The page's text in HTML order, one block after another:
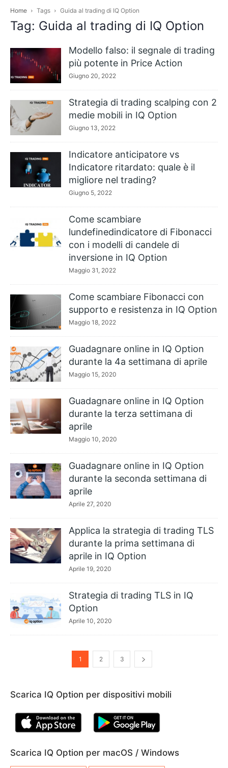
Home Tags Guida al trading di IQ Option
Tag: Guida al trading di IQ Option
Modello falso: il segnale di trading
più potente in Price Action
Giugno 20, 2022
Strategia di trading scalping con 2
medie mobili in IQ Option
Giugno 13, 2022
Indicatore anticipatore vs
Indicatore ritardato: quale è il
migliore nel trading?
Giugno 5, 2022
Come scambiare
lundefinedindicatore di Fibonacci
con i modelli di candele di
inversione in IQ Option
Maggio 31, 2022
Come scambiare Fibonacci con
supporto e resistenza in IQ Option
Maggio 18, 2022
Guadagnare online in IQ Option
durante la 4a settimana di aprile
Maggio 15, 2020
Guadagnare online in IQ Option
durante la terza settimana di
aprile
Maggio 10, 2020
Guadagnare online in IQ Option
durante la seconda settimana di
aprile
Aprile 27, 2020
Applica la strategia di trading TLS
durante la prima settimana di
aprile in IQ Option
Aprile 19, 2020
Strategia di trading TLS in IQ
Option
Aprile 10, 2020
1 2 3
Scarica IQ Option per dispositivi mobili
Scarica IQ Option per macOS / Windows